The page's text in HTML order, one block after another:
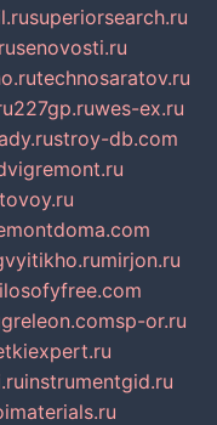
superiorsearch.ru
senovosti.ru
technosaratov.ru
227gp.ruwes-ex.ru
stroy-db.com
vyitikho.rumirjon.ru
greleon.comsp-or.ru
instrumentgid.ru